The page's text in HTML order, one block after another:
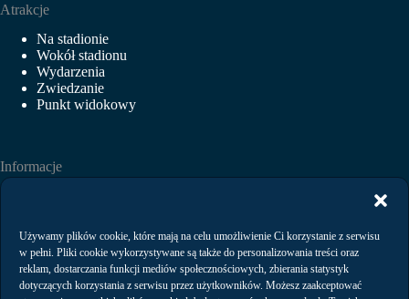
Używamy plików cookie, które mają na celu umożliwienie Ci korzystanie z serwisu
w pełni. Pliki cookie wykorzystywane są także do personalizowania treści oraz
reklam, dostarczania funkcji mediów społecznościowych, zbierania statystyk
dotyczących korzystania z serwisu przez użytkowników. Możesz zaakceptować
Atrakcje
Na stadionie
Wokół stadionu
Wydarzenia
Zwiedzanie
Punkt widokowy
Informacje
Wynajem
Regulaminy
Polityka prywatności